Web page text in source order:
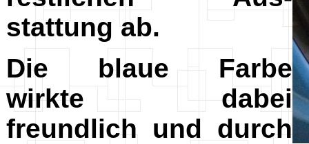
stattung ab.
Die blaue Farbe
wirkte dabei
freundlich und durch